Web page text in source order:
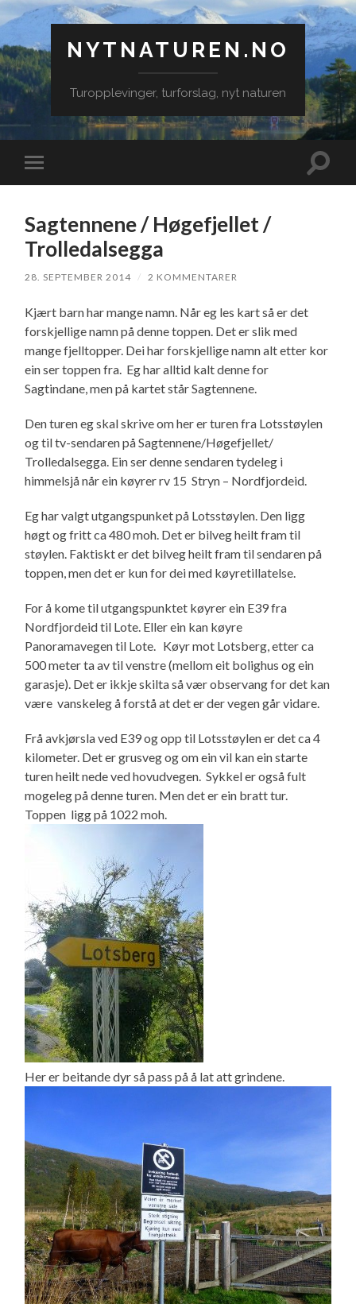
NYTNATUREN.NO
Turopplevinger, turforslag, nyt naturen
Veksle
mobilmeny
Veksle
Sagtennene / Høgefjellet /
Trolledalsegga
28. SEPTEMBER 2014 / 2 KOMMENTARER
Kjært barn har mange namn. Når eg les kart så er det
forskjellige namn på denne toppen. Det er slik med
mange fjelltopper. Dei har forskjellige namn alt etter kor
ein ser toppen fra. Eg har alltid kalt denne for
Sagtindane, men på kartet står Sagtennene.
Den turen eg skal skrive om her er turen fra Lotsstøylen
og til tv-sendaren på Sagtennene/Høgefjellet/
Trolledalsegga. Ein ser denne sendaren tydeleg i
himmelsjå når ein køyrer rv 15 Stryn – Nordfjordeid.
Eg har valgt utgangspunket på Lotsstøylen. Den ligg
høgt og fritt ca 480 moh. Det er bilveg heilt fram til
støylen. Faktiskt er det bilveg heilt fram til sendaren på
toppen, men det er kun for dei med køyretillatelse.
For å kome til utgangspunktet køyrer ein E39 fra
Nordfjordeid til Lote. Eller ein kan køyre
Panoramavegen til Lote. Køyr mot Lotsberg, etter ca
500 meter ta av til venstre (mellom eit bolighus og ein
garasje). Det er ikkje skilta så vær observang for det kan
være vanskeleg å forstå at det er der vegen går vidare.
Frå avkjørsla ved E39 og opp til Lotsstøylen er det ca 4
kilometer. Det er grusveg og om ein vil kan ein starte
turen heilt nede ved hovudvegen. Sykkel er også fult
mogeleg på denne turen. Men det er ein bratt tur.
Toppen ligg på 1022 moh.
Her er beitande dyr så pass på å lat att grindene.